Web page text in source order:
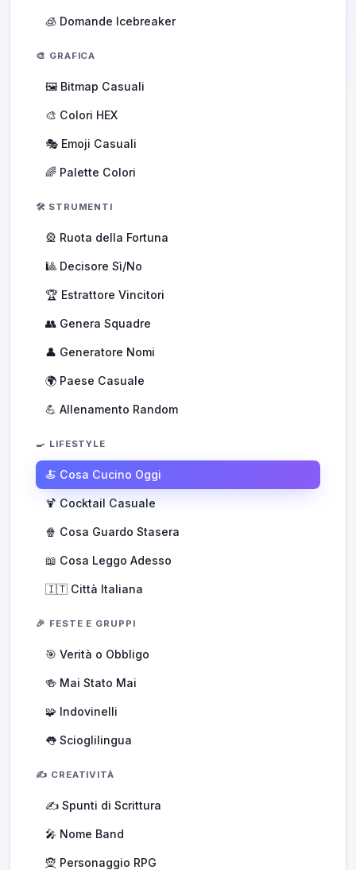
🧊 Domande Icebreaker
🎨 GRAFICA
🖼️ Bitmap Casuali
🎨 Colori HEX
🎭 Emoji Casuali
🌈 Palette Colori
🛠️ STRUMENTI
🎡 Ruota della Fortuna
🎱 Decisore Sì/No
🏆 Estrattore Vincitori
👥 Genera Squadre
👤 Generatore Nomi
🌍 Paese Casuale
💪 Allenamento Random
🍳 LIFESTYLE
🍝 Cosa Cucino Oggi
🍹 Cocktail Casuale
🍿 Cosa Guardo Stasera
📖 Cosa Leggo Adesso
🇮🇹 Città Italiana
🎉 FESTE E GRUPPI
🎯 Verità o Obbligo
🍻 Mai Stato Mai
🧩 Indovinelli
👅 Scioglilingua
✍️ CREATIVITÀ
✍️ Spunti di Scrittura
🎤 Nome Band
🧝 Personaggio RPG